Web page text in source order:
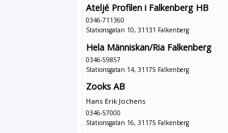
Ateljé Profilen i Falkenberg HB
0346-711360
Stationsgatan 10, 31131 Falkenberg
Hela Människan/Ria Falkenberg
0346-59857
Stationsgatan 14, 31175 Falkenberg
Zooks AB
Hans Erik Jochens
0346-57000
Stationsgatan 16, 31175 Falkenberg